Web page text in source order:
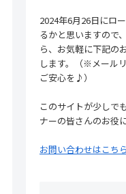
2024年6月26日にロ
るかと思いますので
ら、お気軽に下記の
します。（※メール
ご安心を♪）
このサイトが少しで
ナーの皆さんのお役
お問い合わせはこち